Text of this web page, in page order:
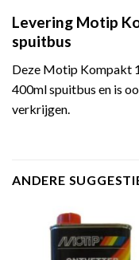
Levering Motip
spuitbus
Deze Motip Kompakt
400ml spuitbus en is
verkrijgen.
ANDERE